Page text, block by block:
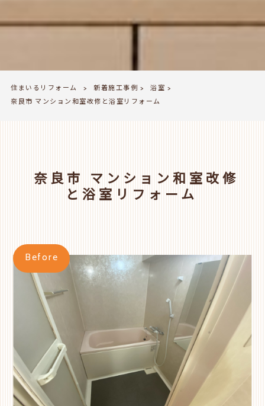
住まいるリフォーム > 新着施工事例 > 浴室 >
奈良市 マンション和室改修と浴室リフォーム
奈良市 マンション和室改修
と浴室リフォーム
Before